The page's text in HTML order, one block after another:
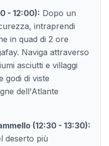
- 12:00): Dopo un
intraprendi
in quad di 2 ore
Naviga attraverso
asciutti e villaggi
godi di viste
dell'Atlante
(12:30 - 13:30):
deserto più